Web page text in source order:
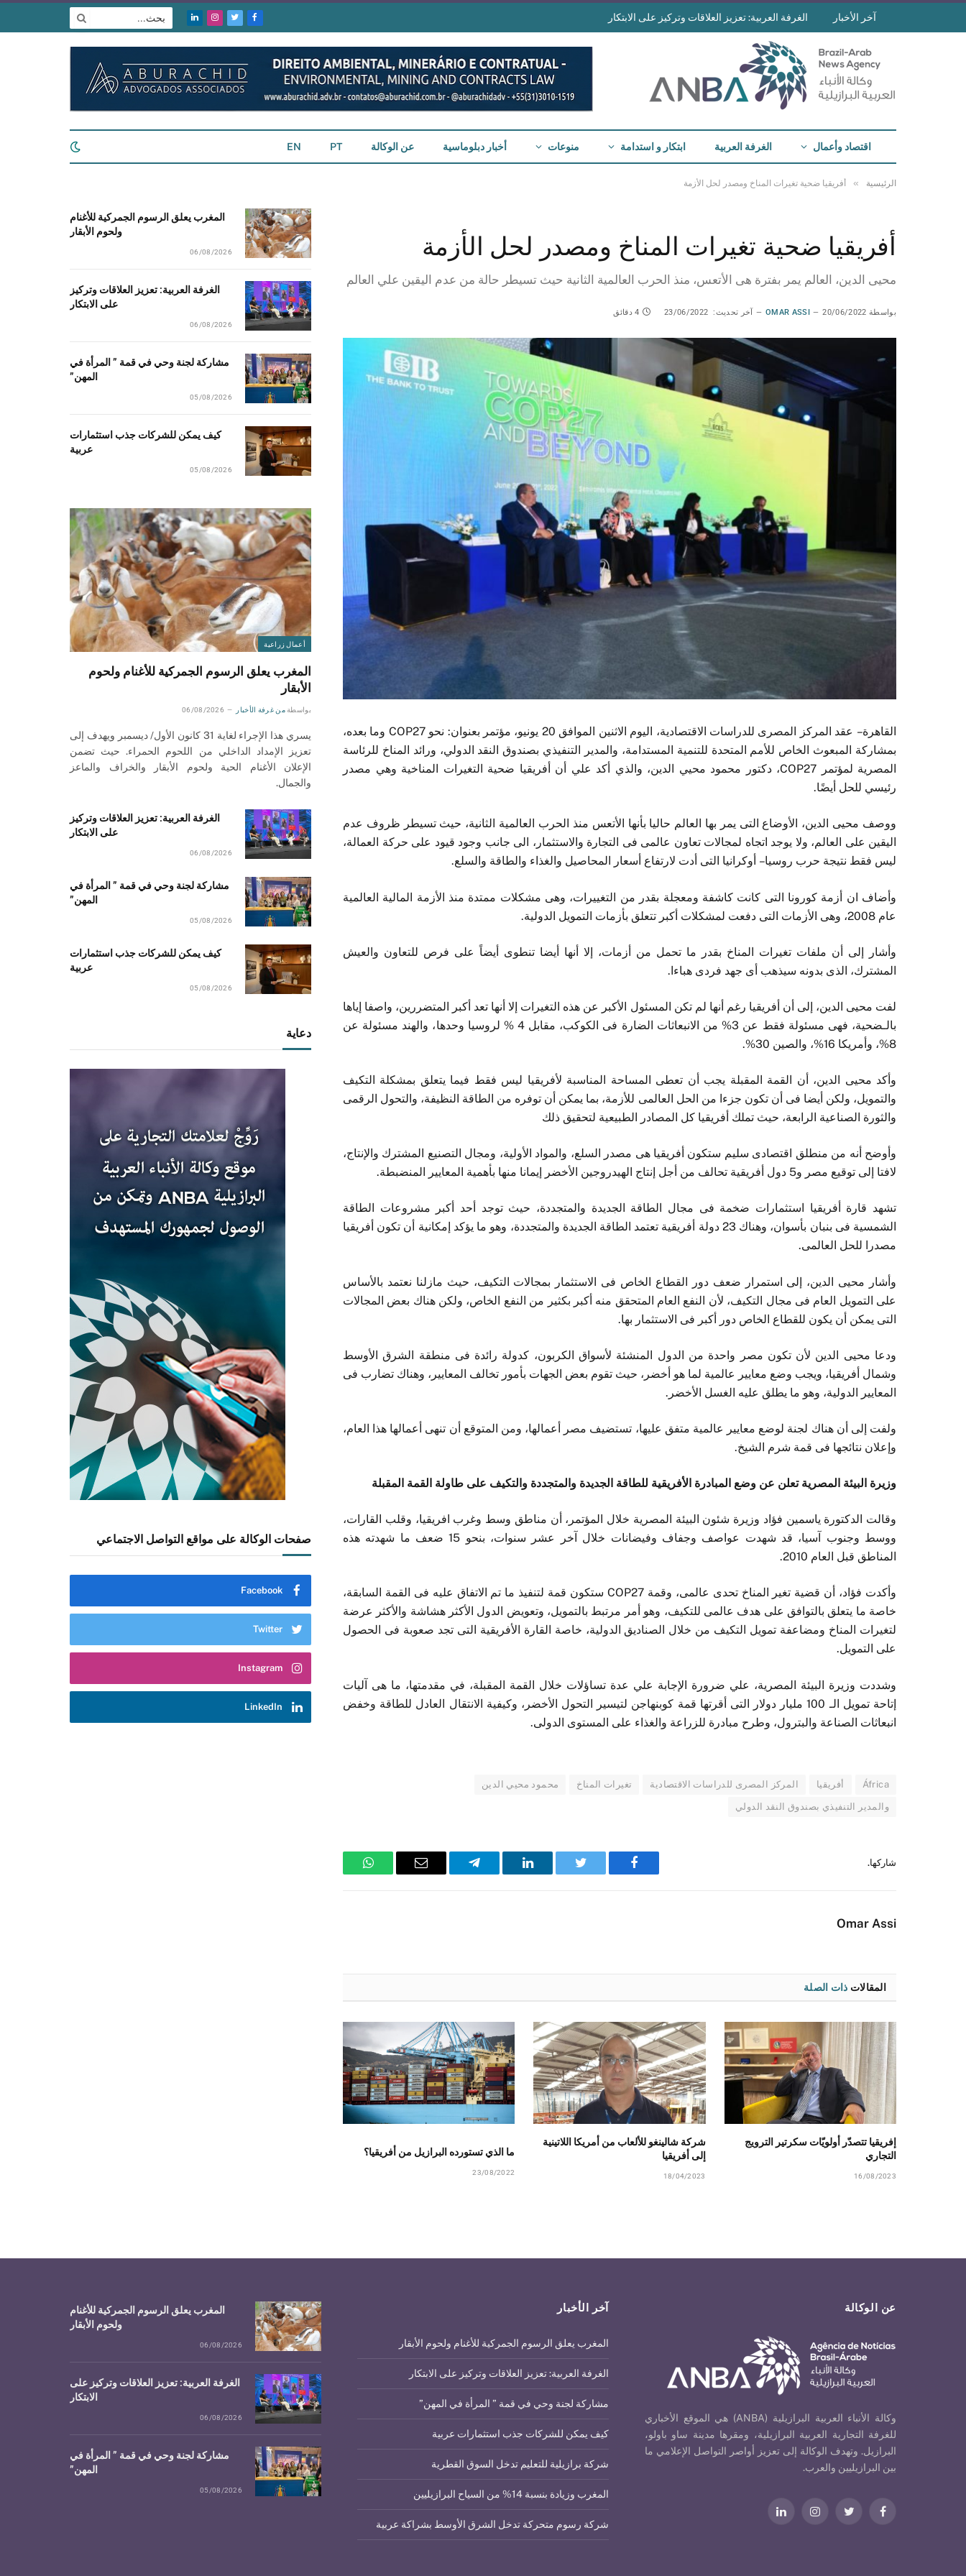
آخر الأخبار الغرفة العربية: تعزيز العلاقات وتركيز على الابتكار
فيسبوكتويترالانستغرام
لينكدإن
اقتصاد وأعمال الغرفة العربية ابتكار و استدامة منوعات أخبار دبلوماسية عن الوكالة PT
EN
الرئيسية » أفريقيا ضحية تغيرات المناخ ومصدر لحل الأزمة
أفريقيا ضحية تغيرات المناخ ومصدر لحل الأزمة
محيى الدين، العالم يمر بفترة هى الأتعس، منذ الحرب العالمية الثانية حيث تسيطر حالة من عدم اليقين علي العالم
بواسطة OMAR ASSI 20/06/2022 آخر تحديث: 23/06/2022 4 دقائق
القاهرة – عقد المركز المصرى للدراسات الاقتصادية، اليوم الاثنين الموافق 20 يونيو، مؤتمر بعنوان: نحو COP27 وما بعده،
بمشاركة المبعوث الخاص للأمم المتحدة للتنمية المستدامة، والمدير التنفيذي بصندوق النقد الدولي، ورائد المناخ للرئاسة
المصرية لمؤتمر COP27، دكتور محمود محيي الدين، والذي أكد علي أن أفريقيا ضحية التغيرات المناخية وهي مصدر
رئيسي للحل أيضًا.
ووصف محيى الدين، الأوضاع التى يمر بها العالم حاليا بأنها الأتعس منذ الحرب العالمية الثانية، حيث تسيطر ظروف عدم
اليقين على العالم، ولا يوجد اتجاه لمجالات تعاون عالمى فى التجارة والاستثمار، الى جانب وجود قيود على حركة العمالة،
ليس فقط نتيجة حرب روسيا – أوكرانيا التى أدت لارتفاع أسعار المحاصيل والغذاء والطاقة والسلع.
وأضاف ان أزمة كورونا التى كانت كاشفة ومعجلة بقدر من التغييرات، وهى مشكلات ممتدة منذ الأزمة المالية العالمية
عام 2008، وهى الأزمات التى دفعت لمشكلات أكبر تتعلق بأزمات التمويل الدولية.
وأشار إلى أن ملفات تغيرات المناخ بقدر ما تحمل من أزمات، إلا أنها أيضا تنطوى أيضاً على فرص للتعاون والعيش
المشترك، الذى بدونه سيذهب أى جهد فردى هباءا.
لفت محيى الدين، إلى أن أفريقيا رغم أنها لم تكن المسئول الأكبر عن هذه التغيرات إلا أنها تعد أكبر المتضررين، واصفا إياها
بالـضحية، فهى مسئولة فقط عن 3% من الانبعاثات الضارة فى الكوكب، مقابل 4 % لروسيا وحدها، والهند مسئولة عن
8%، وأمريكا 16%، والصين 30%.
وأكد محيى الدين، أن القمة المقبلة يجب أن تعطى المساحة المناسبة لأفريقيا ليس فقط فيما يتعلق بمشكلة التكيف
والتمويل، ولكن أيضا فى أن تكون جزءا من الحل العالمى للأزمة، بما يمكن أن توفره من الطاقة النظيفة، والتحول الرقمى
والثورة الصناعية الرابعة، حيث تملك أفريقيا كل المصادر الطبيعية لتحقيق ذلك
وأوضح أنه من منطلق اقتصادى سليم ستكون أفريقيا هى مصدر السلع، والمواد الأولية، ومجال التصنيع المشترك والإنتاج،
لافتا إلى توقيع مصر و5 دول أفريقية تحالف من أجل إنتاج الهيدروجين الأخضر إيمانا منها بأهمية المعايير المنضبطة.
تشهد قارة أفريقيا استثمارات ضخمة فى مجال الطاقة الجديدة والمتجددة، حيث توجد أحد أكبر مشروعات الطاقة
الشمسية فى بنبان بأسوان، وهناك 23 دولة أفريقية تعتمد الطاقة الجديدة والمتجددة، وهو ما يؤكد إمكانية أن تكون أفريقيا
مصدرا للحل العالمى.
وأشار محيى الدين، إلى استمرار ضعف دور القطاع الخاص فى الاستثمار بمجالات التكيف، حيث مازلنا نعتمد بالأساس
على التمويل العام فى مجال التكيف، لأن النفع العام المتحقق منه أكبر بكثير من النفع الخاص، ولكن هناك بعض المجالات
التى يمكن أن يكون للقطاع الخاص دور أكبر فى الاستثمار بها.
ودعا محيى الدين لأن تكون مصر واحدة من الدول المنشئة لأسواق الكربون، كدولة رائدة فى منطقة الشرق الأوسط
وشمال أفريقيا، ويجب وضع معايير عالمية لما هو أخضر، حيث تقوم بعض الجهات بأمور تخالف المعايير، وهناك تضارب فى
المعايير الدولية، وهو ما يطلق عليه الغسل الأخضر.
ولفت إلى أن هناك لجنة لوضع معايير عالمية متفق عليها، تستضيف مصر أعمالها، ومن المتوقع أن تنهى أعمالها هذا العام،
وإعلان نتائجها فى قمة شرم الشيخ.
وزيرة البيئة المصرية تعلن عن وضع المبادرة الأفريقية للطاقة الجديدة والمتجددة والتكيف على طاولة القمة المقبلة
وقالت الدكتورة ياسمين فؤاد وزيرة شئون البيئة المصرية خلال المؤتمر، أن مناطق وسط وغرب افريقيا، وقلب القارات،
ووسط وجنوب آسيا، قد شهدت عواصف وجفاف وفيضانات خلال آخر عشر سنوات، بنحو 15 ضعف ما شهدته هذه
المناطق قبل العام 2010.
وأكدت فؤاد، أن قضية تغير المناخ تحدى عالمى، وقمة COP27 ستكون قمة لتنفيذ ما تم الاتفاق عليه فى القمة السابقة،
خاصة ما يتعلق بالتوافق على هدف عالمى للتكيف، وهو أمر مرتبط بالتمويل، وتعويض الدول الأكثر هشاشة والأكثر عرضة
لتغيرات المناخ ومضاعفة تمويل التكيف من خلال الصناديق الدولية، خاصة القارة الأفريقية التى تجد صعوبة فى الحصول
على التمويل.
وشددت وزيرة البيئة المصرية، علي ضرورة الإجابة علي عدة تساؤلات خلال القمة المقبلة، في مقدمتها، ما هى آليات
إتاحة تمويل الـ 100 مليار دولار التى أقرتها قمة كوبنهاجن لتيسير التحول الأخضر، وكيفية الانتقال العادل للطاقة وخفض
انبعاثات الصناعة والبترول، وطرح مبادرة للزراعة والغذاء على المستوى الدولى.
África أفريقيا المركز المصرى للدراسات الاقتصادية تغيرات المناخ محمود محيي الدين
والمدير التنفيذي بصندوق النقد الدولي
شاركها.
فيسبوك تويتر لينكدإن تيلقرام
البريد
واتساب
Omar Assi
المقالات ذات الصلة
إفريقيا تتصدّر أولويّات سكرتير الترويج
التجاري
16/08/2023
شركة شالينغو للألعاب من أمريكا اللاتينية
إلى أفريقيا
18/04/2023
ما الذي تستورده البرازيل من أفريقيا؟
23/08/2022
المغرب يعلق الرسوم الجمركية للأغنام
ولحوم الأبقار
06/08/2026
الغرفة العربية: تعزيز العلاقات وتركيز
على الابتكار
06/08/2026
مشاركة لجنة وحي في قمة ” المرأة في
المهن”
05/08/2026
كيف يمكن للشركات جذب استثمارات
عربية
05/08/2026
أعمال زراعية
المغرب يعلق الرسوم الجمركية للأغنام ولحوم
الأبقار
بواسطة من غرفة الأخبار 06/08/2026
يسري هذا الإجراء لغاية 31 كانون الأول/ ديسمبر ويهدف إلى
تعزيز الإمداد الداخلي من اللحوم الحمراء. حيث تضمن
الإعلان الأغنام الحية ولحوم الأبقار والخراف والماعز
والجمال.
الغرفة العربية: تعزيز العلاقات وتركيز
على الابتكار
06/08/2026
مشاركة لجنة وحي في قمة ” المرأة في
المهن”
05/08/2026
كيف يمكن للشركات جذب استثمارات
عربية
05/08/2026
دعاية
صفحات الوكالة على مواقع التواصل الاجتماعي
Facebook
Twitter
Instagram
LinkedIn
عن الوكالة
وكالة الأنباء العربية البرازيلية (ANBA) هي الموقع الأخباري
للغرفة التجارية العربية البرازيلية، ومقرها مدينة ساو باولو،
البرازيل. وتهدف الوكالة إلى تعزيز أواصر التواصل الإعلامي ما
بين البرازيليين والعرب.
فيسبوكتويتر الانستغراملينكدإن
آخر الأخبار
المغرب يعلق الرسوم الجمركية للأغنام ولحوم الأبقار
الغرفة العربية: تعزيز العلاقات وتركيز على الابتكار
مشاركة لجنة وحي في قمة ” المرأة في المهن”
كيف يمكن للشركات جذب استثمارات عربية
شركة برازيلية للتعليم تدخل السوق القطرية
المغرب وزيادة بنسبة 14% من السياح البرازيليين
شركة رسوم متحركة تدخل الشرق الأوسط بشراكة عربية
المغرب يعلق الرسوم الجمركية للأغنام
ولحوم الأبقار
06/08/2026
الغرفة العربية: تعزيز العلاقات وتركيز على
الابتكار
06/08/2026
مشاركة لجنة وحي في قمة ” المرأة في
المهن”
05/08/2026